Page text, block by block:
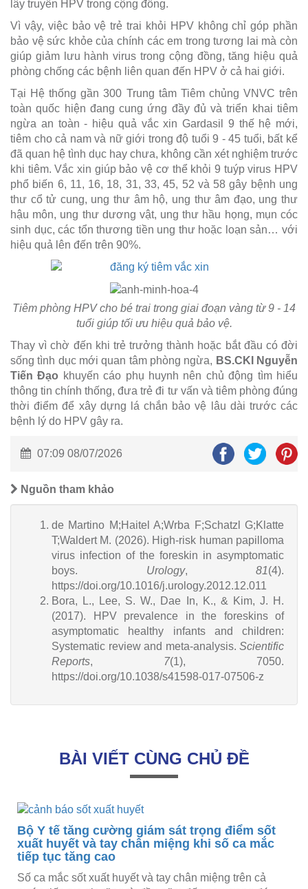
lây truyền HPV trong cộng đồng.
Vì vậy, việc bảo vệ trẻ trai khỏi HPV không chỉ góp phần
bảo vệ sức khỏe của chính các em trong tương lai mà còn
giúp giảm lưu hành virus trong cộng đồng, tăng hiệu quả
phòng chống các bệnh liên quan đến HPV ở cả hai giới.
Tại Hệ thống gần 300 Trung tâm Tiêm chủng VNVC trên
toàn quốc hiện đang cung ứng đầy đủ và triển khai tiêm
ngừa an toàn - hiệu quả vắc xin Gardasil 9 thế hệ mới,
tiêm cho cả nam và nữ giới trong độ tuổi 9 - 45 tuổi, bất kể
đã quan hệ tình dục hay chưa, không cần xét nghiệm trước
khi tiêm. Vắc xin giúp bảo vệ cơ thể khỏi 9 tuýp virus HPV
phổ biến 6, 11, 16, 18, 31, 33, 45, 52 và 58 gây bệnh ung
thư cổ tử cung, ung thư âm hộ, ung thư âm đạo, ung thư
hậu môn, ung thư dương vật, ung thư hầu họng, mụn cóc
sinh dục, các tổn thương tiền ung thư hoặc loạn sản… với
hiệu quả lên đến trên 90%.
Tiêm phòng HPV cho bé trai trong giai đoạn vàng từ 9 - 14
tuổi giúp tối ưu hiệu quả bảo vệ.
Thay vì chờ đến khi trẻ trưởng thành hoặc bắt đầu có đời
sống tình dục mới quan tâm phòng ngừa, BS.CKI Nguyễn
Tiến Đạo khuyến cáo phụ huynh nên chủ động tìm hiểu
thông tin chính thống, đưa trẻ đi tư vấn và tiêm phòng đúng
thời điểm để xây dựng lá chắn bảo vệ lâu dài trước các
bệnh lý do HPV gây ra.
07:09 08/07/2026
Nguồn tham khảo
de Martino M;Haitel A;Wrba F;Schatzl G;Klatte
T;Waldert M. (2026). High-risk human papilloma
virus infection of the foreskin in asymptomatic
boys. Urology, 81(4).
https://doi.org/10.1016/j.urology.2012.12.011
Bora, L., Lee, S. W., Dae In, K., & Kim, J. H.
(2017). HPV prevalence in the foreskins of
asymptomatic healthy infants and children:
Systematic review and meta-analysis. Scientific
Reports, 7(1), 7050.
https://doi.org/10.1038/s41598-017-07506-z
BÀI VIẾT CÙNG CHỦ ĐỀ
Bộ Y tế tăng cường giám sát trọng điểm sốt
xuất huyết và tay chân miệng khi số ca mắc
tiếp tục tăng cao
Số ca mắc sốt xuất huyết và tay chân miệng trên cả